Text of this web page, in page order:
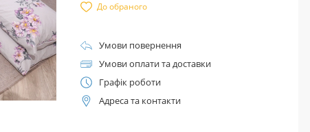
До обраного
Умови повернення
Умови оплати та доставки
Графік роботи
Адреса та контакти